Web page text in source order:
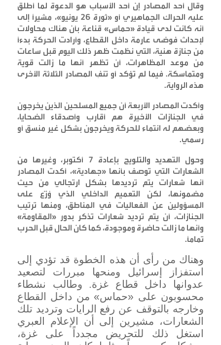
وقال أحد المصادر إن أحد الأسباب هو الدعوة لما أطلق
عليه الحراك الجماهيري أو «ثورة 26 يونيو»، مشيراً إلى
أنه كانت لدى قيادة «حماس» قناعة بأن هناك محاولات
لإحداث فوضى عارمة داخل القطاع، وأرادت الحركة بدءاً
من جنازة هنية، التي نظمت ظهر ذلك اليوم قبل ساعات
من موعد المظاهرات، أن تظهر أنها ما زالت قوية
ومتماسكة. فيما لم تؤكد أو تنفِ المصادر الثلاثة الأخرى
هذه الرواية.
وأكدت المصادر الأربعة أن جميع المسلحين الذين يخرجون
في الجنازات الأخيرة هم أقارب وأصدقاء الضحايا،
وبعضهم له انتماء للحركة ويخرجون بشكل غير منسق أو
رسمي.
وحول التهديد والتلويح بإعادة 7 أكتوبر، وغيرها من
الشعارات التي توصف بأنها «جهادية»، أكدت المصادر
أنها شعارات يتم ترديدها بشكل ارتجالي من حيث
مضمونها، لكن التعميم الداخلي الذي وُزّع على
المسؤولين عن الفعاليات في المناطق، ومنها ترتيب
الجنازات، أن يتم ترديد شعارات تذكر بدور «المقاومة»
وأنها ما زالت حاضرة وموجودة، كما كان الحال قبل الحرب
تماماً.
وهناك من رأى أن هذه الخطوة قد تؤدي إلى
استفزاز إسرائيل ومنحها مبررات لتصعيد
عدوانها داخل قطاع غزة. وطالب نشطاء
محسوبون على «حماس» من داخل القطاع
وخارجه بالتوقف عن رفع الرايات وترديد تلك
الشعارات، مشيرين إلى أن الإعلام العبري
استغل ذلك للتحريض مجدداً على غزة،